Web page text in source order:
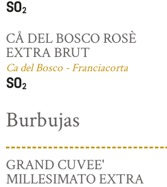
CÅ DEL BOSCO ROSÈ
EXTRA BRUT
Ca del Bosco - Franciacorta
Burbujas
GRAND CUVEE'
MILLESIMATO EXTRA